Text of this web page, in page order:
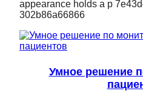
Умное решение